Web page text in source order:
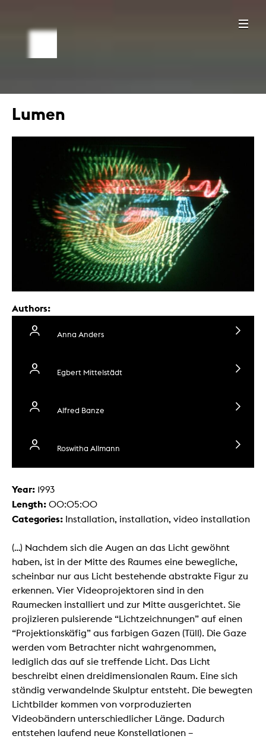
Lumen
Authors:
Anna Anders
Egbert Mittelstädt
Alfred Banze
Roswitha Allmann
Year: 1993
Length: 00:05:00
Categories: Installation, installation, video installation
(...) Nachdem sich die Augen an das Licht gewöhnt
haben, ist in der Mitte des Raumes eine bewegliche,
scheinbar nur aus Licht bestehende abstrakte Figur zu
erkennen. Vier Videoprojektoren sind in den
Raumecken installiert und zur Mitte ausgerichtet. Sie
projizieren pulsierende “Lichtzeichnungen” auf einen
“Projektionskäfig” aus farbigen Gazen (Tüll). Die Gaze
werden vom Betrachter nicht wahrgenommen,
lediglich das auf sie treffende Licht. Das Licht
beschreibt einen dreidimensionalen Raum. Eine sich
ständig verwandelnde Skulptur entsteht. Die bewegten
Lichtbilder kommen von vorproduzierten
Videobändern unterschiedlicher Länge. Dadurch
entstehen laufend neue Konstellationen –